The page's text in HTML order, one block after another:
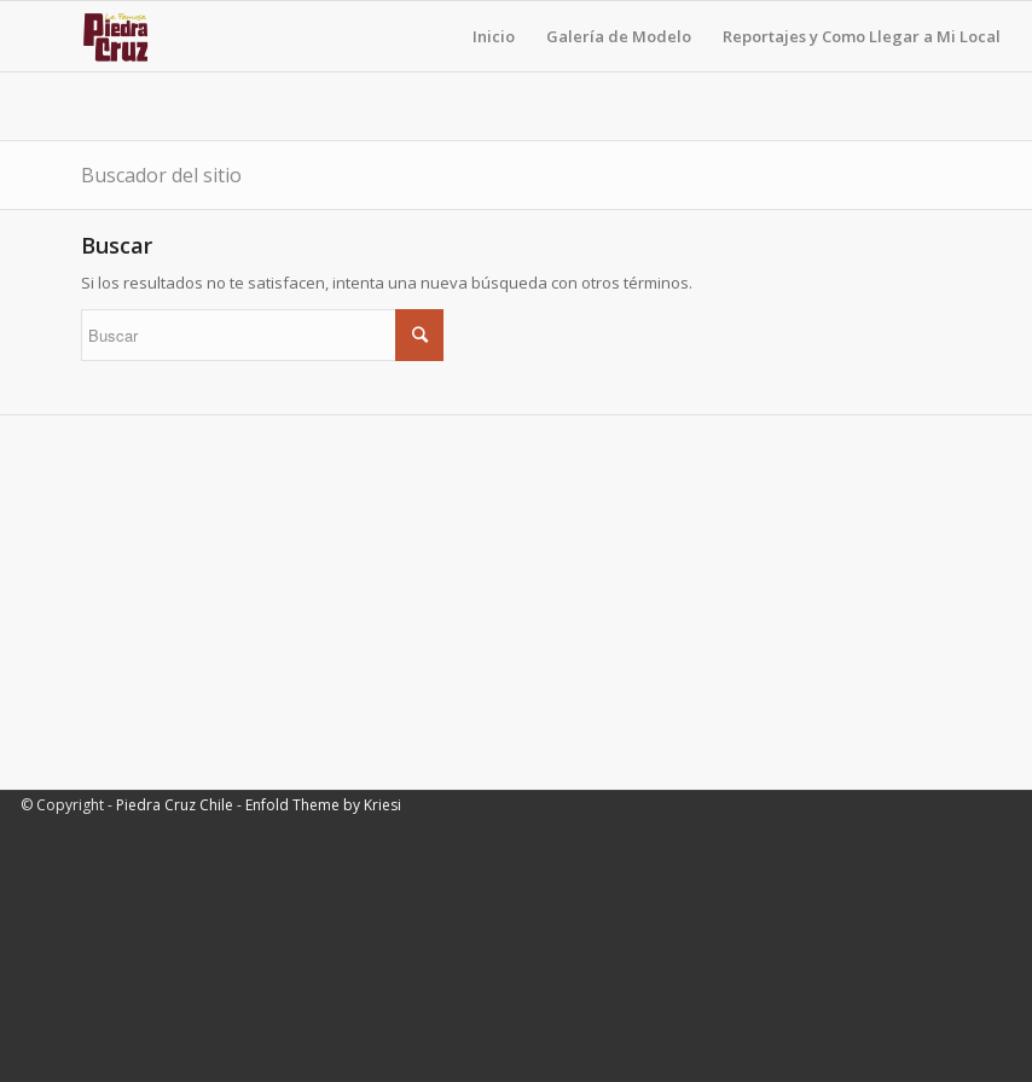
Inicio Galería de Modelo Reportajes y Como Llegar a Mi Local
Buscador del sitio
Buscar
Si los resultados no te satisfacen, intenta una nueva búsqueda con otros términos.
© Copyright - Piedra Cruz Chile - Enfold Theme by Kriesi